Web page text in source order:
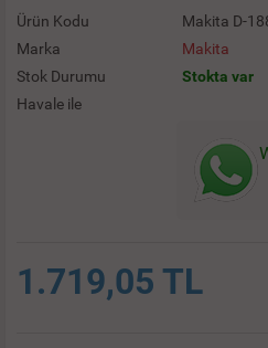
Ürün Kodu
Makita D-
Marka
Makita
Stok Durumu
Stokta var
Havale ile
1.719,05 TL